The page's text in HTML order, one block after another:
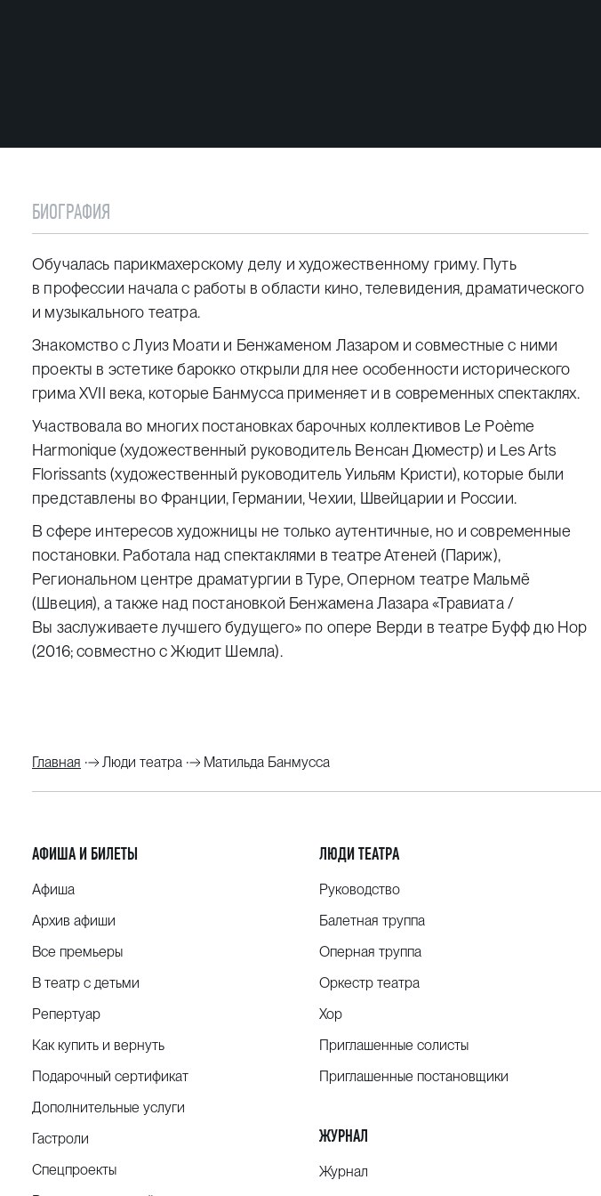
БИОГРАФИЯ
Обучалась парикмахерскому делу и художественному гриму. Путь
в профессии начала с работы в области кино, телевидения, драматического
и музыкального театра.
Знакомство с Луиз Моати и Бенжаменом Лазаром и совместные с ними
проекты в эстетике барокко открыли для нее особенности исторического
грима XVII века, которые Банмусса применяет и в современных спектаклях.
Участвовала во многих постановках барочных коллективов Le Poème
Harmonique (художественный руководитель Венсан Дюместр) и Les Arts
Florissants (художественный руководитель Уильям Кристи), которые были
представлены во Франции, Германии, Чехии, Швейцарии и России.
В сфере интересов художницы не только аутентичные, но и современные
постановки. Работала над спектаклями в театре Атеней (Париж),
Региональном центре драматургии в Туре, Оперном театре Мальмё
(Швеция), а также над постановкой Бенжамена Лазара «Травиата /
Вы заслуживаете лучшего будущего» по опере Верди в театре Буфф дю Нор
(2016; совместно с Жюдит Шемла).
Главная Люди театра Матильда Банмусса
АФИША И БИЛЕТЫ
Афиша
Архив афиши
Все премьеры
В театр с детьми
Репертуар
Как купить и вернуть
Подарочный сертификат
Дополнительные услуги
Гастроли
Спецпроекты
ЛЮДИ ТЕАТРА
Руководство
Балетная труппа
Оперная труппа
Оркестр театра
Хор
Приглашенные солисты
Приглашенные постановщики
ЖУРНАЛ
Журнал